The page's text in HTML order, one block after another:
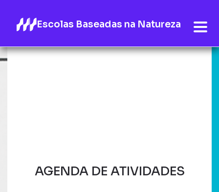
Escolas Baseadas na Natureza
AGENDA DE ATIVIDADES